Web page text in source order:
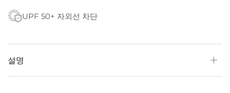
UPF 50+ 자외선 차단
설명